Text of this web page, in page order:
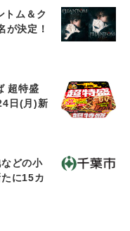
トム＆ク
が決定！
超特盛
日(月)新
どの小
に15カ